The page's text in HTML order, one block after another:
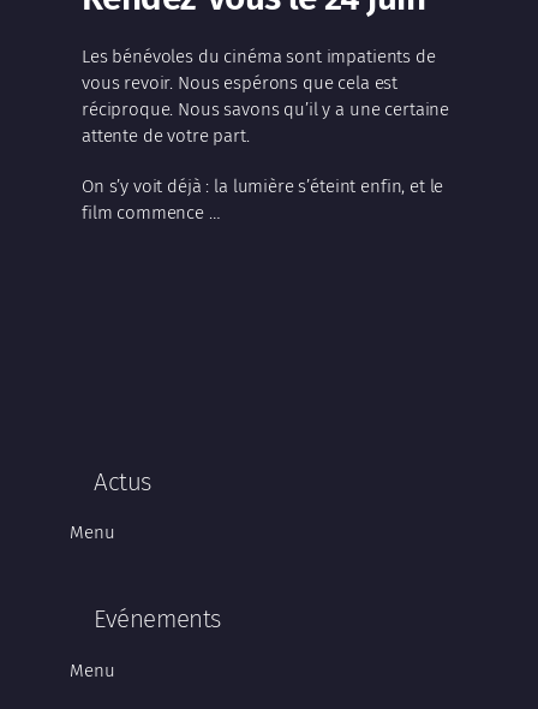
Les bénévoles du cinéma sont impatients de
vous revoir. Nous espérons que cela est
réciproque. Nous savons qu’il y a une certaine
attente de votre part.
On s’y voit déjà : la lumière s’éteint enfin, et le
film commence …
Actus
Menu
Evénements
Menu